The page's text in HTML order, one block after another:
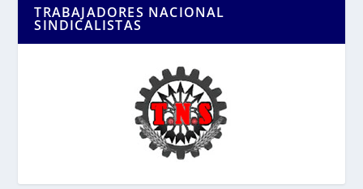
TRABAJADORES NACIONAL
SINDICALISTAS